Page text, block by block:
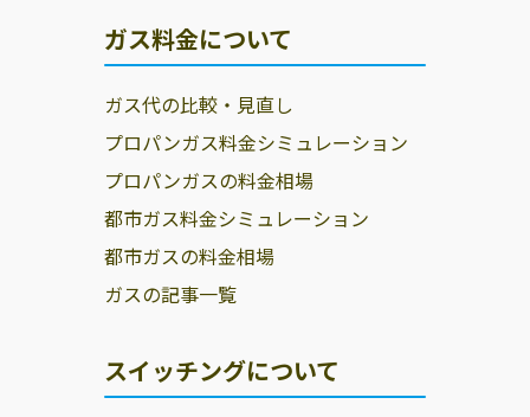
ガス料金について
ガス代の比較・見直し
プロパンガス料金シミュレーション
プロパンガスの料金相場
都市ガス料金シミュレーション
都市ガスの料金相場
ガスの記事一覧
スイッチングについて